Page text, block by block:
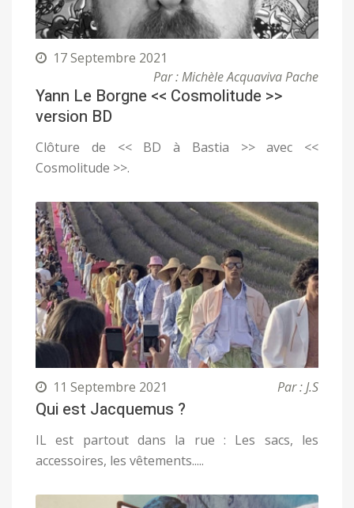
17 Septembre 2021
Par : Michèle Acquaviva Pache
Yann Le Borgne << Cosmolitude >>
version BD
Clôture de << BD à Bastia >> avec <<
Cosmolitude >>.
11 Septembre 2021 Par : J.S
Qui est Jacquemus ?
IL est partout dans la rue : Les sacs, les
accessoires, les vêtements.....